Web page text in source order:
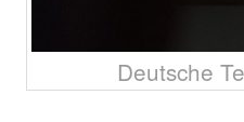
Deutsche